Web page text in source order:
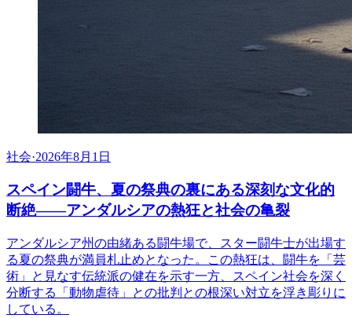
社会·2026年8月1日
スペイン闘牛、夏の祭典の裏にある深刻な文化的
断絶――アンダルシアの熱狂と社会の亀裂
アンダルシア州の由緒ある闘牛場で、スター闘牛士が出場す
る夏の祭典が満員札止めとなった。この熱狂は、闘牛を「芸
術」と見なす伝統派の健在を示す一方、スペイン社会を深く
分断する「動物虐待」との批判との根深い対立を浮き彫りに
している。